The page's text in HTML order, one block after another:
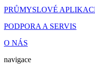
PRŮMYSLOVÉ
PODPORA A SERVIS
O NÁS
navigace